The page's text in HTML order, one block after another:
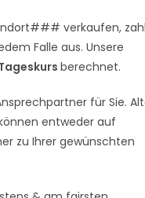
verkaufen,
Falle aus. Unsere
berechnet.
für Sie.
entweder auf
zu Ihrer gewünschten